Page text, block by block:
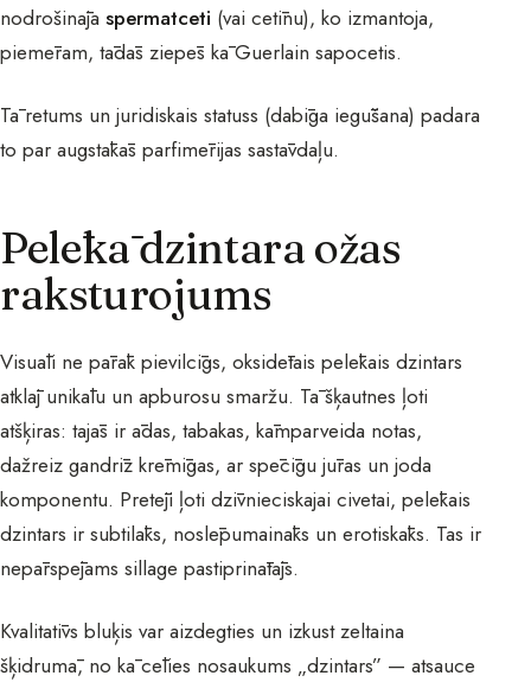
nodrošināja spermatceti (vai cetīnu), ko izmantoja,
piemēram, tādās ziepēs kā Guerlain sapocetis.
Tā retums un juridiskais statuss (dabīga iegūšana) padara
to par augstākās parfimērijas sastāvdaļu.
Pelēkā dzintara ožas
raksturojums
Visuāli ne pārāk pievilcīgs, oksidētais pelēkais dzintars
atklāj unikālu un apburosu smaržu. Tā šķautnes ļoti
atšķiras: tajās ir ādas, tabakas, kāmparveida notas,
dažreiz gandrīz krēmīgas, ar spēcīgu jūras un joda
komponentu. Pretēji ļoti dzīvnieciskajai civetai, pelēkais
dzintars ir subtilāks, noslēpumaināks un erotiskāks. Tas ir
nepārspējams sillage pastiprinātājs.
Kvalitatīvs bluķis var aizdegties un izkust zeltaina
šķidrumā, no kā cēlies nosaukums „dzintars” — atsauce